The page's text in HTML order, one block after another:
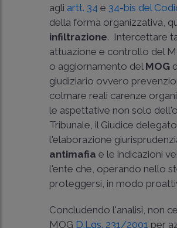
agli artt. 34 e 34-bis del
della forma organizzativa,
infiltrazione. Intercettare
attuazione e controllo del
o aggiornamento del MOG
giudiziario ovvero
colmare reali carenze
le aspettative non solo
Tribunale, il Giudice
l'elaborazione
antimafia e le indicazioni
l'ente che, operando nello
proteggersi, in modo
Concludendo l'analisi, non
MOG D.Lgs. 231/2001 per